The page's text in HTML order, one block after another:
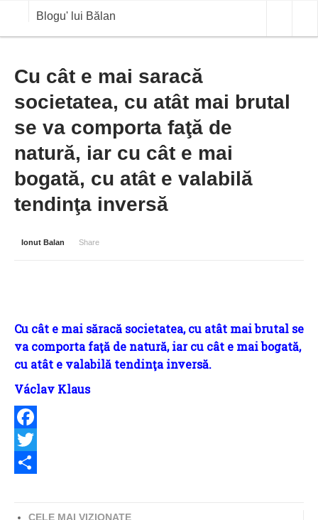
Blogu' lui Bălan
ANALIZE
BLOG IN DIALOG
STIRI
CURS VALUTAR IN TIMP REAL
COMMODITIES
COTATII BVB
Cu cât e mai saracă
societatea, cu atât mai brutal
se va comporta faţă de
natură, iar cu cât e mai
bogată, cu atât e valabilă
tendinţa inversă
Ionut Balan Share
Cu cât e mai săracă societatea, cu atât mai brutal se
va comporta faţă de natură, iar cu cât e mai bogată,
cu atât e valabilă tendinţa inversă.
Václav Klaus
Facebook
Twitter
CELE MAI VIZIONATE